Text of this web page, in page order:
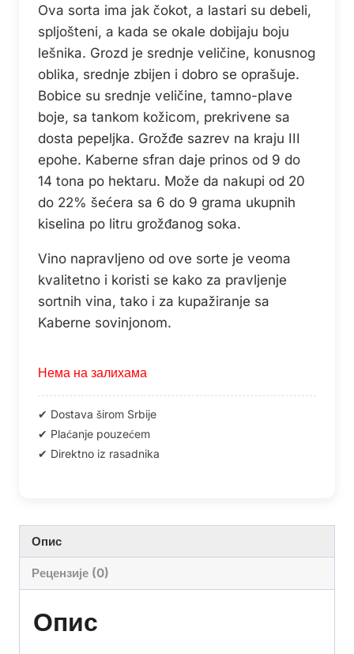
Ova sorta ima jak čokot, a lastari su debeli,
spljošteni, a kada se okale dobijaju boju
lešnika. Grozd je srednje veličine, konusnog
oblika, srednje zbijen i dobro se oprašuje.
Bobice su srednje veličine, tamno-plave
boje, sa tankom kožicom, prekrivene sa
dosta pepeljka. Grožđe sazrev na kraju III
epohe. Kaberne sfran daje prinos od 9 do
14 tona po hektaru. Može da nakupi od 20
do 22% šećera sa 6 do 9 grama ukupnih
kiselina po litru grožđanog soka.
Vino napravljeno od ove sorte je veoma
kvalitetno i koristi se kako za pravljenje
sortnih vina, tako i za kupažiranje sa
Kaberne sovinjonom.
Нема на залихама
Опис
Рецензије (0)
Опис